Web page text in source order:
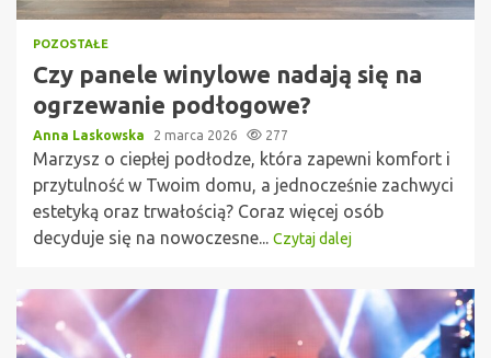
POZOSTAŁE
Czy panele winylowe nadają się na
ogrzewanie podłogowe?
Anna Laskowska 2 marca 2026 277
Marzysz o ciepłej podłodze, która zapewni komfort i
przytulność w Twoim domu, a jednocześnie zachwyci
estetyką oraz trwałością? Coraz więcej osób
decyduje się na nowoczesne... Czytaj dalej